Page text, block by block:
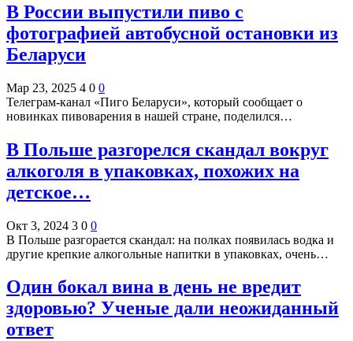
В России выпустили пиво с
фотографией автобусной остановки из
Беларуси
Мар 23, 2025 4 0 0
Телеграм-канал «Пиго Беларуси», который сообщает о
новинках пивоварения в нашей стране, поделился…
В Польше разгорелся скандал вокруг
алкоголя в упаковках, похожих на
детское…
Окт 3, 2024 3 0 0
В Польше разгорается скандал: на полках появилась водка и
другие крепкие алкогольные напитки в упаковках, очень…
Один бокал вина в день не вредит
здоровью? Ученые дали неожиданный
ответ